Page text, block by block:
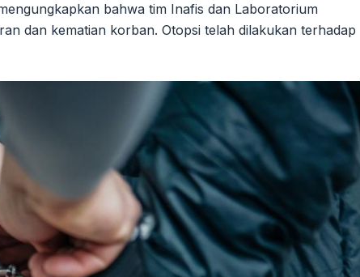
bahwa tim Inafis dan Laboratorium
dan kematian korban. Otopsi telah dilakukan terhadap